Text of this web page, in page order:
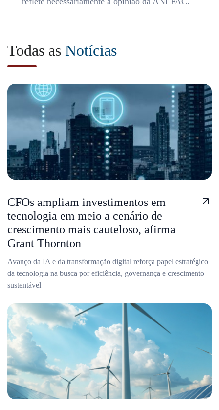
Todas as Notícias
CFOs ampliam investimentos em
tecnologia em meio a cenário de
crescimento mais cauteloso, afirma
Grant Thornton
Avanço da IA e da transformação digital reforça papel estratégico
da tecnologia na busca por eficiência, governança e crescimento
sustentável